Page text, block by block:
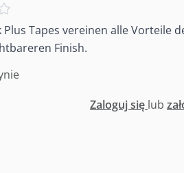
Tapes vereinen alle Vorteile
Finish.
Zaloguj się lub